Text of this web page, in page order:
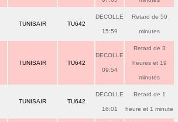
TUNISAIR TU642
DECOLLE
15:59
Retard de 59
minutes
TUNISAIR TU642
DECOLLE
09:54
Retard de 3
heures et 19
minutes
TUNISAIR TU642
DECOLLE
16:01
Retard de 1
heure et 1 minute